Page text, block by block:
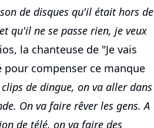
de disques qu'il était hors de
qu'il ne se passe rien, je veux
la chanteuse de "Je vais
compenser ce manque
de dingue, on va aller dans
On va faire rêver les gens. A
de télé, on va faire des